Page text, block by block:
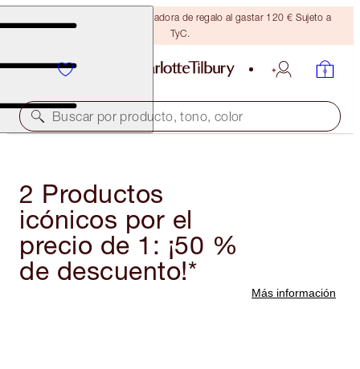
Consigue una brocha bronceadora de regalo al gastar 120 € Sujeto a
TyC.
Buscar por producto, tono, color
2 Productos
icónicos por el
precio de 1: ¡50 %
de descuento!*
Más información